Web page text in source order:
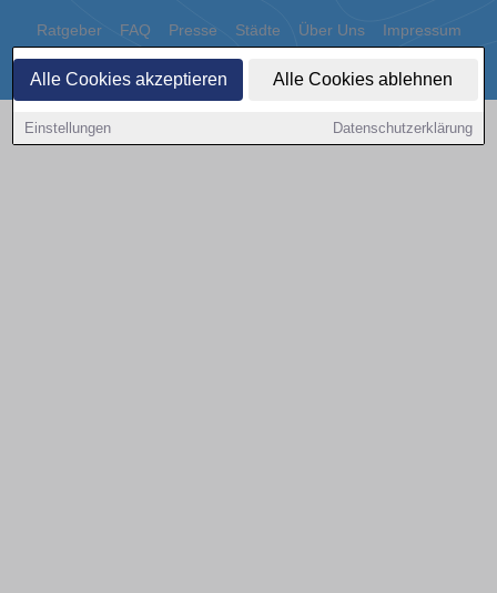
Alle Cookies akzeptieren Alle Cookies ablehnen
Einstellungen Datenschutzerklärung
Ratgeber FAQ Presse Städte Über Uns Impressum
Datenschutz Cookies
Copyright © 2000 - 2026 | 1A Infosysteme GmbH | Content by: 1a-sites-autos